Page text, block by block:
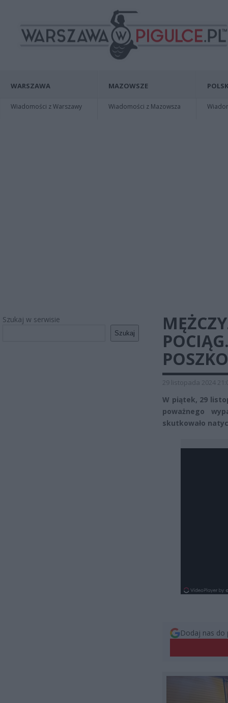
WARSZAWA
Wiadomości z Warszawy
MAZOWSZE
Wiadomości z Mazowsza
Szukaj w serwisie
Szukaj
29 listopada 2024
W piątek, 29
poważnego
skutkowało
Dodaj nas do